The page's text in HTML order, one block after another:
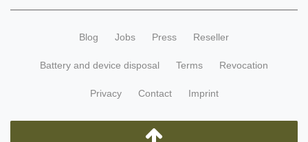
Blog Jobs Press Reseller
Battery and device disposal Terms Revocation
Privacy Contact Imprint